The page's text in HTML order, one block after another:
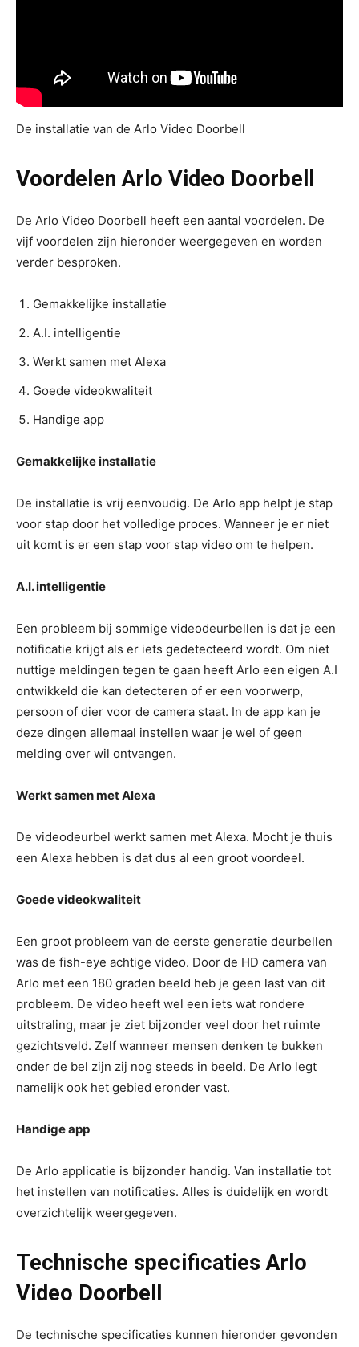
De installatie van de Arlo Video Doorbell
Voordelen Arlo Video Doorbell
De Arlo Video Doorbell heeft een aantal voordelen. De
vijf voordelen zijn hieronder weergegeven en worden
verder besproken.
Gemakkelijke installatie
A.I. intelligentie
Werkt samen met Alexa
Goede videokwaliteit
Handige app
Gemakkelijke installatie
De installatie is vrij eenvoudig. De Arlo app helpt je stap
voor stap door het volledige proces. Wanneer je er niet
uit komt is er een stap voor stap video om te helpen.
A.I. intelligentie
Een probleem bij sommige videodeurbellen is dat je een
notificatie krijgt als er iets gedetecteerd wordt. Om niet
nuttige meldingen tegen te gaan heeft Arlo een eigen A.I
ontwikkeld die kan detecteren of er een voorwerp,
persoon of dier voor de camera staat. In de app kan je
deze dingen allemaal instellen waar je wel of geen
melding over wil ontvangen.
Werkt samen met Alexa
De videodeurbel werkt samen met Alexa. Mocht je thuis
een Alexa hebben is dat dus al een groot voordeel.
Goede videokwaliteit
Een groot probleem van de eerste generatie deurbellen
was de fish-eye achtige video. Door de HD camera van
Arlo met een 180 graden beeld heb je geen last van dit
probleem. De video heeft wel een iets wat rondere
uitstraling, maar je ziet bijzonder veel door het ruimte
gezichtsveld. Zelf wanneer mensen denken te bukken
onder de bel zijn zij nog steeds in beeld. De Arlo legt
namelijk ook het gebied eronder vast.
Handige app
De Arlo applicatie is bijzonder handig. Van installatie tot
het instellen van notificaties. Alles is duidelijk en wordt
overzichtelijk weergegeven.
Technische specificaties Arlo
Video Doorbell
De technische specificaties kunnen hieronder gevonden